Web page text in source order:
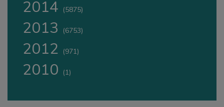
2014 (5875)
2013 (6753)
2012 (971)
2010 (1)